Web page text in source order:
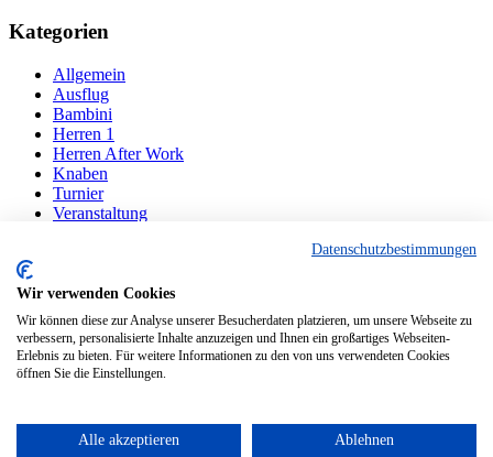
Kategorien
Allgemein
Ausflug
Bambini
Herren 1
Herren After Work
Knaben
Turnier
Veranstaltung
Navigation
Der Verein
Mannschaften
Ansprechpartner
Sponsoren
Kontakt
Datenschutz
Datenschutzbestimmungen
Wir verwenden Cookies
Wir können diese zur Analyse unserer Besucherdaten platzieren, um unsere Webseite zu
verbessern, personalisierte Inhalte anzuzeigen und Ihnen ein großartiges Webseiten-
Erlebnis zu bieten. Für weitere Informationen zu den von uns verwendeten Cookies
öffnen Sie die Einstellungen.
Alle akzeptieren Ablehnen